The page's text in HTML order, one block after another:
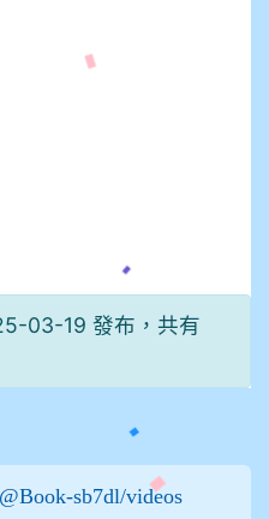
03-19 發布，共有